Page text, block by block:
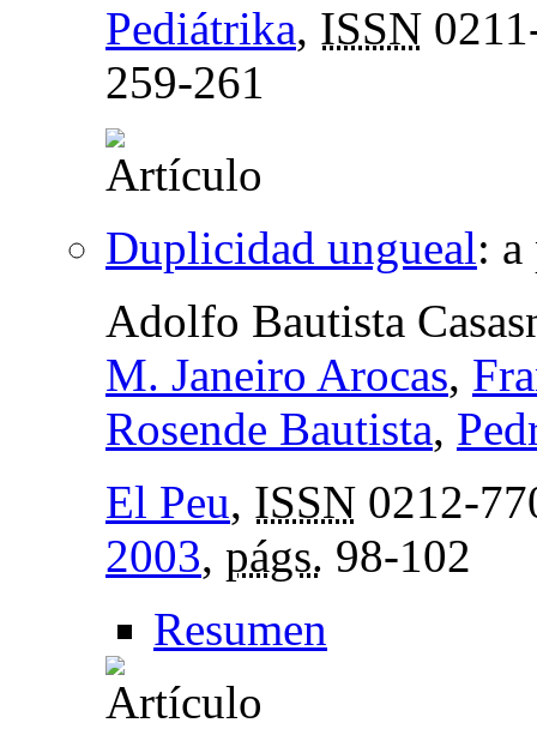
Pediátrika, ISSN
259-261
Duplicidad ungueal: a
Adolfo Bautista
M. Janeiro Arocas,
Rosende Bautista,
El Peu, ISSN 0212-
2003, págs. 98-102
Resumen